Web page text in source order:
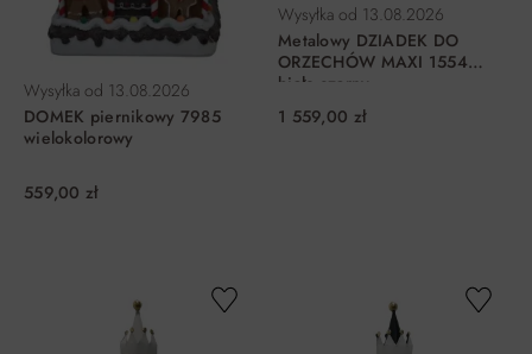
Wysyłka od 13.08.2026
DOMEK piernikowy 7985
wielokolorowy
559,00 zł
Wysyłka od 13.08.2026
Metalowy DZIADEK DO
ORZECHÓW MAXI 1554
biało-czarny
1 559,00 zł